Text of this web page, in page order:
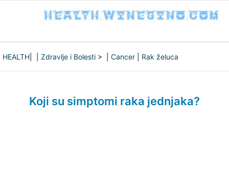
HEALTH Zdravlje i Bolesti > | Cancer Rak želuca
Koji su simptomi raka jednjaka?